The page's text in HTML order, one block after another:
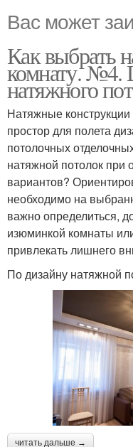
Вас может
Как выбрать
комнату. №4.
натяжного
Натяжные
простор для полета
потолочных
натяжной потолок при
вариантов?
необходимо на
важно определиться,
изюминкой комнаты
привлекать лишнего
По дизайну натяжной
читать дальше →